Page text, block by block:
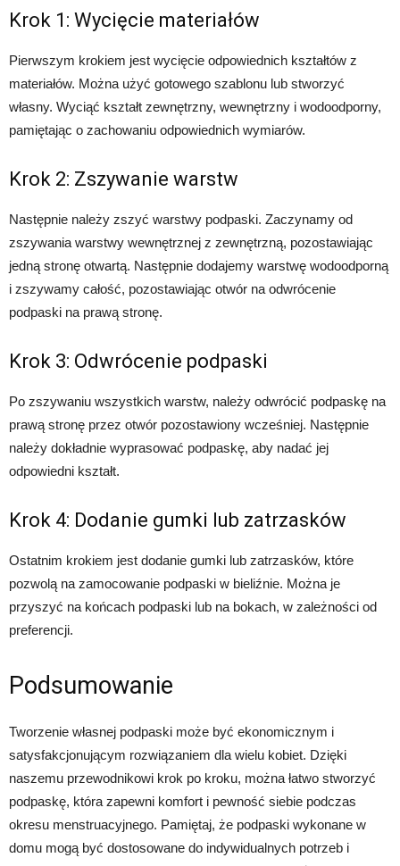
Krok 1: Wycięcie materiałów
Pierwszym krokiem jest wycięcie odpowiednich kształtów z
materiałów. Można użyć gotowego szablonu lub stworzyć
własny. Wyciąć kształt zewnętrzny, wewnętrzny i wodoodporny,
pamiętając o zachowaniu odpowiednich wymiarów.
Krok 2: Zszywanie warstw
Następnie należy zszyć warstwy podpaski. Zaczynamy od
zszywania warstwy wewnętrznej z zewnętrzną, pozostawiając
jedną stronę otwartą. Następnie dodajemy warstwę wodoodporną
i zszywamy całość, pozostawiając otwór na odwrócenie
podpaski na prawą stronę.
Krok 3: Odwrócenie podpaski
Po zszywaniu wszystkich warstw, należy odwrócić podpaskę na
prawą stronę przez otwór pozostawiony wcześniej. Następnie
należy dokładnie wyprasować podpaskę, aby nadać jej
odpowiedni kształt.
Krok 4: Dodanie gumki lub zatrzasków
Ostatnim krokiem jest dodanie gumki lub zatrzasków, które
pozwolą na zamocowanie podpaski w bieliźnie. Można je
przyszyć na końcach podpaski lub na bokach, w zależności od
preferencji.
Podsumowanie
Tworzenie własnej podpaski może być ekonomicznym i
satysfakcjonującym rozwiązaniem dla wielu kobiet. Dzięki
naszemu przewodnikowi krok po kroku, można łatwo stworzyć
podpaskę, która zapewni komfort i pewność siebie podczas
okresu menstruacyjnego. Pamiętaj, że podpaski wykonane w
domu mogą być dostosowane do indywidualnych potrzeb i